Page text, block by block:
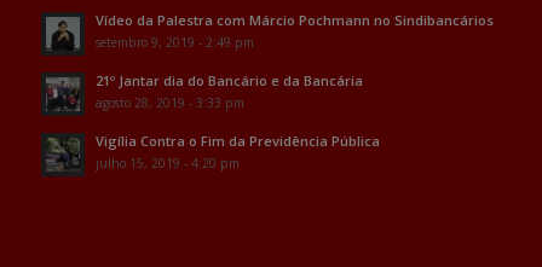
Vídeo da Palestra com Márcio Pochmann no Sindibancários
setembro 9, 2019 - 2:49 pm
21º Jantar dia do Bancário e da Bancária
agosto 28, 2019 - 3:33 pm
Vigília Contra o Fim da Previdência Pública
julho 15, 2019 - 4:20 pm